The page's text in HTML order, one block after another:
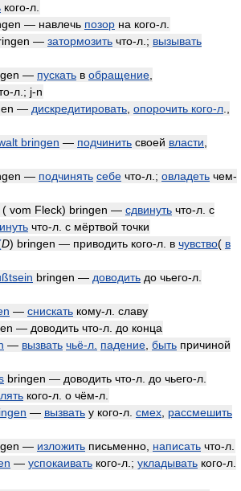
кого-л.
— навлечь позор на кого-л.
— затормозить что-л.; вызывать
— пускать в обращение
л.; j-n
— дискредитировать опорочить кого-л
bringen — подчинить своей власти
— подчинять себе что-л.; овладеть чем-
( vom Fleck) bringen — сдвинуть что-л. с
что-л. с мёртвой точки
D) bringen — приводить кого-л. в чувство( в
bringen — доводить до чьего-л.
— снискать кому-л. славу
— доводить что-л. до конца
— вызвать чьё-л. падение быть причиной
bringen — доводить что-л. до чьего-л.
кого-л. о чём-л.
— вызвать у кого-л. смех рассмешить
— изложить письменно, написать что-л.
— успокаивать кого-л.; укладывать кого-л.